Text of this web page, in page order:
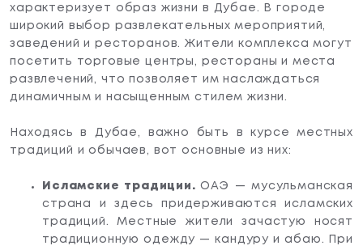
характеризует образ жизни в Дубае. В городе
широкий выбор развлекательных мероприятий,
заведений и ресторанов. Жители комплекса могут
посетить торговые центры, рестораны и места
развлечений, что позволяет им наслаждаться
динамичным и насыщенным стилем жизни.
Находясь в Дубае, важно быть в курсе местных
традиций и обычаев, вот основные из них:
Исламские традиции.ОАЭ — мусульманская
страна и здесь придерживаются исламских
традиций. Местные жители зачастую носят
традиционную одежду — кандуру и абаю. При